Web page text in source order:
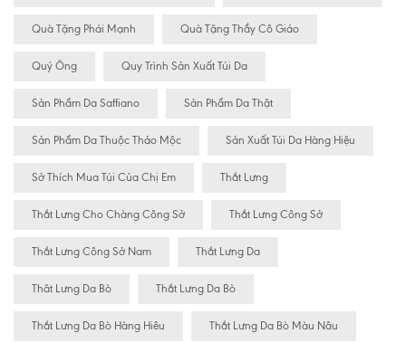
Quà Tặng Phái Mạnh Quà Tặng Thầy Cô Giáo
Quý Ông Quy Trình Sản Xuất Túi Da
Sản Phẩm Da Saffiano Sản Phẩm Da Thật
Sản Phẩm Da Thuộc Thảo Mộc Sản Xuất Túi Da Hàng Hiệu
Sở Thích Mua Túi Của Chị Em Thắt Lưng
Thắt Lưng Cho Chàng Công Sở Thắt Lưng Công Sở
Thắt Lưng Công Sở Nam Thắt Lưng Da
Thăt Lưng Da Bò Thắt Lưng Da Bò
Thắt Lưng Da Bò Hàng Hiêu Thắt Lưng Da Bò Màu Nâu